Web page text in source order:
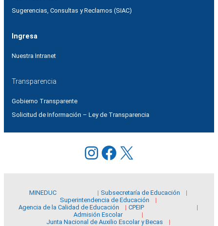
Sugerencias, Consultas y Reclamos (SIAC)
Ingresa
Nuestra Intranet
Transparencia
Gobierno Transparente
Solicitud de Información – Ley de Transparencia
Instagram
Facebook
X
MINEDUC
Subsecretaría de Educación
Superintendencia de Educación
Agencia de la Calidad de Educación
CPEIP
Admisión Escolar
Junta Nacional de Auxilio Escolar y Becas